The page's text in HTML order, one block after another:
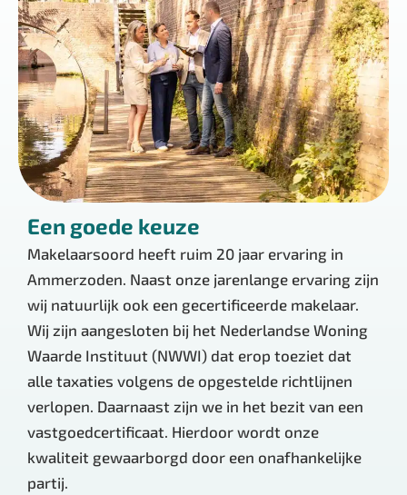
Een goede keuze
Makelaarsoord heeft ruim 20 jaar ervaring in
Ammerzoden. Naast onze jarenlange ervaring zijn
wij natuurlijk ook een gecertificeerde makelaar.
Wij zijn aangesloten bij het Nederlandse Woning
Waarde Instituut (NWWI) dat erop toeziet dat
alle taxaties volgens de opgestelde richtlijnen
verlopen. Daarnaast zijn we in het bezit van een
vastgoedcertificaat. Hierdoor wordt onze
kwaliteit gewaarborgd door een onafhankelijke
partij.